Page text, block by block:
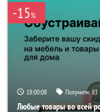
-15%
18:00:07 Получили:83
Любые товары во всей